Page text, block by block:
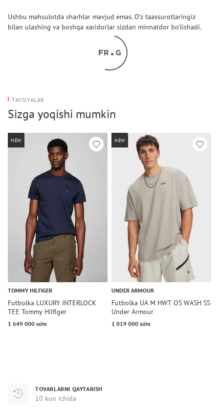
Ushbu mahsulotda sharhlar mavjud emas. O'z taassurotlaringiz
bilan ulashing va boshqa xaridorlar sizdan minnatdor bo'lishadi.
TAVSIYALAR
Sizga yoqishi mumkin
NEW
TOMMY HILFIGER
Futbolka LUXURY INTERLOCK
TEE Tommy Hilfiger
1 649 000 so‘m
NEW
UNDER ARMOUR
Futbolka UA M HWT OS WASH SS
Under Armour
1 019 000 so‘m
TOVARLARNI QAYTARISH
10 kun ichida